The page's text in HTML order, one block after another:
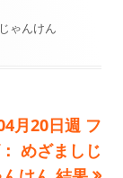
ゃんけん
月20日週 フ
めざましじ